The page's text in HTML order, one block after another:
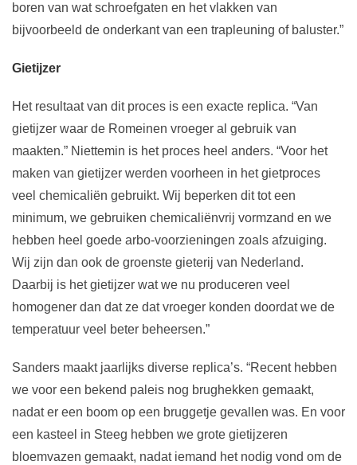
boren van wat schroefgaten en het vlakken van
bijvoorbeeld de onderkant van een trapleuning of baluster.”
Gietijzer
Het resultaat van dit proces is een exacte replica. “Van
gietijzer waar de Romeinen vroeger al gebruik van
maakten.” Niettemin is het proces heel anders. “Voor het
maken van gietijzer werden voorheen in het gietproces
veel chemicaliën gebruikt. Wij beperken dit tot een
minimum, we gebruiken chemicaliënvrij vormzand en we
hebben heel goede arbo-voorzieningen zoals afzuiging.
Wij zijn dan ook de groenste gieterij van Nederland.
Daarbij is het gietijzer wat we nu produceren veel
homogener dan dat ze dat vroeger konden doordat we de
temperatuur veel beter beheersen.”
Sanders maakt jaarlijks diverse replica’s. “Recent hebben
we voor een bekend paleis nog brughekken gemaakt,
nadat er een boom op een bruggetje gevallen was. En voor
een kasteel in Steeg hebben we grote gietijzeren
bloemvazen gemaakt, nadat iemand het nodig vond om de